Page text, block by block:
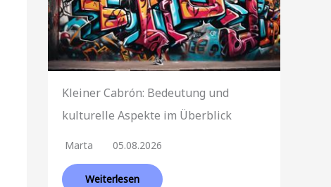
Kleiner Cabrón: Bedeutung und
kulturelle Aspekte im Überblick
Marta 05.08.2026
Weiterlesen